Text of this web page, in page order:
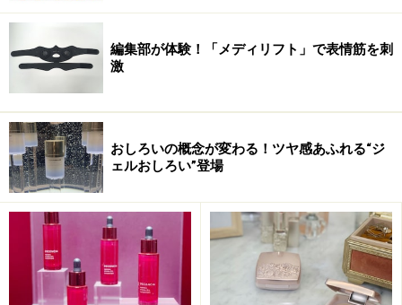
編集部が体験！「メディリフト」で表情筋を刺
激
おしろいの概念が変わる！ツヤ感あふれる“ジ
ェルおしろい”登場